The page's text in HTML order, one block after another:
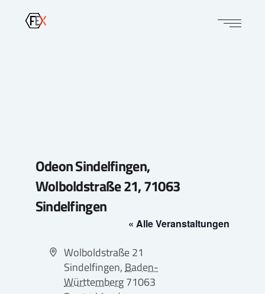
Odeon Sindelfingen,
Wolboldstraße 21, 71063
Sindelfingen
« Alle Veranstaltungen
Adresse
Wolboldstraße 21
Sindelfingen, Baden-
Württemberg71063